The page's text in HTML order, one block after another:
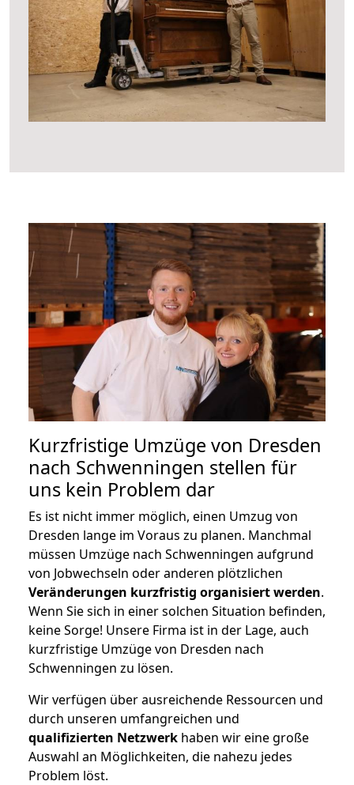
Kurzfristige Umzüge von Dresden
nach Schwenningen stellen für
uns kein Problem dar
Es ist nicht immer möglich, einen Umzug von
Dresden lange im Voraus zu planen. Manchmal
müssen Umzüge nach Schwenningen aufgrund
von Jobwechseln oder anderen plötzlichen
Veränderungen kurzfristig organisiert werden.
Wenn Sie sich in einer solchen Situation befinden,
keine Sorge! Unsere Firma ist in der Lage, auch
kurzfristige Umzüge von Dresden nach
Schwenningen zu lösen.
Wir verfügen über ausreichende Ressourcen und
durch unseren umfangreichen und
qualifizierten Netzwerk haben wir eine große
Auswahl an Möglichkeiten, die nahezu jedes
Problem löst.